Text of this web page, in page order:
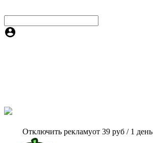
Отключить рекламуот 39 руб / 1 день